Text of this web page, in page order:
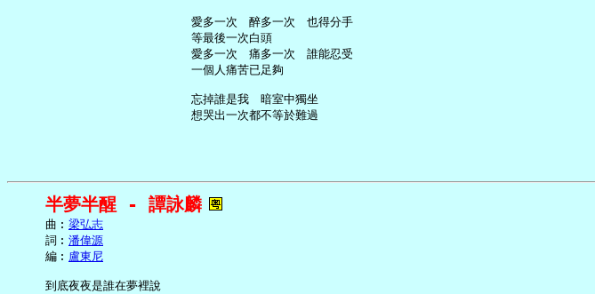
     愛多一次　醉多一次　也得分手
     等最後一次白頭
     愛多一次　痛多一次　誰能忍受
     一個人痛苦已足夠
     忘掉誰是我　暗室中獨坐
半夢半醒 - 譚詠麟
     曲︰
梁弘志
     詞︰
潘偉源
     編︰
盧東尼
     到底夜夜是誰在夢裡說